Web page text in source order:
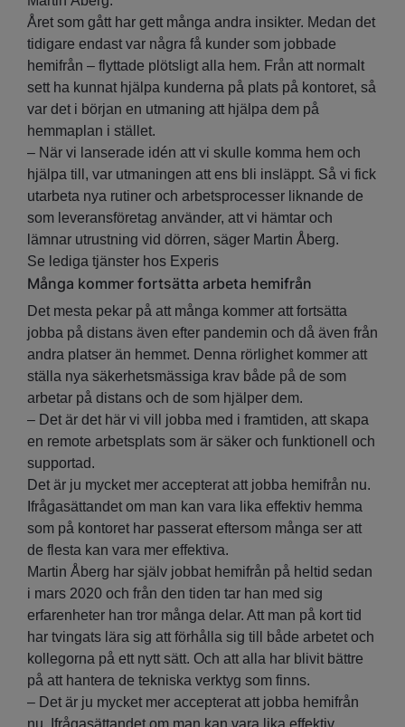
Året som gått har gett många andra insikter. Medan det
tidigare endast var några få kunder som jobbade
hemifrån – flyttade plötsligt alla hem. Från att normalt
sett ha kunnat hjälpa kunderna på plats på kontoret, så
var det i början en utmaning att hjälpa dem på
hemmaplan i stället.
– När vi lanserade idén att vi skulle komma hem och
hjälpa till, var utmaningen att ens bli insläppt. Så vi fick
utarbeta nya rutiner och arbetsprocesser liknande de
som leveransföretag använder, att vi hämtar och
lämnar utrustning vid dörren, säger Martin Åberg.
Se lediga tjänster hos Experis
Många kommer fortsätta arbeta hemifrån
Det mesta pekar på att många kommer att fortsätta
jobba på distans även efter pandemin och då även från
andra platser än hemmet. Denna rörlighet kommer att
ställa nya säkerhetsmässiga krav både på de som
arbetar på distans och de som hjälper dem.
– Det är det här vi vill jobba med i framtiden, att skapa
en remote arbetsplats som är säker och funktionell och
supportad.
Det är ju mycket mer accepterat att jobba hemifrån nu.
Ifrågasättandet om man kan vara lika effektiv hemma
som på kontoret har passerat eftersom många ser att
de flesta kan vara mer effektiva.
Martin Åberg har själv jobbat hemifrån på heltid sedan
i mars 2020 och från den tiden tar han med sig
erfarenheter han tror många delar. Att man på kort tid
har tvingats lära sig att förhålla sig till både arbetet och
kollegorna på ett nytt sätt. Och att alla har blivit bättre
på att hantera de tekniska verktyg som finns.
– Det är ju mycket mer accepterat att jobba hemifrån
nu. Ifrågasättandet om man kan vara lika effektiv